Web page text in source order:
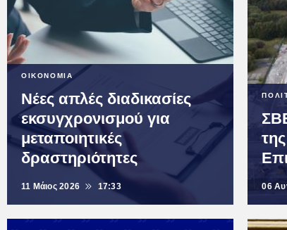
ΟΙΚΟΝΟΜΙΑ
Νέες απλές διαδικασίες
εκσυγχρονισμού για
μεταποιητικές
δραστηριότητες
11 Μάιος 2026 17:33 06